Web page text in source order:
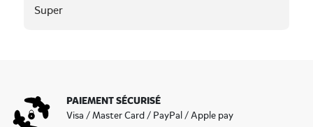
Super
PAIEMENT SÉCURISÉ
Visa / Master Card / PayPal / Apple pay